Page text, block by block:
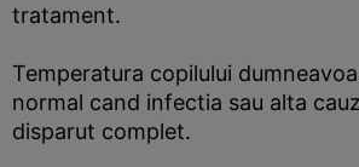
tratament.
Temperatura copilului
normal cand infectia sau alta
disparut complet.